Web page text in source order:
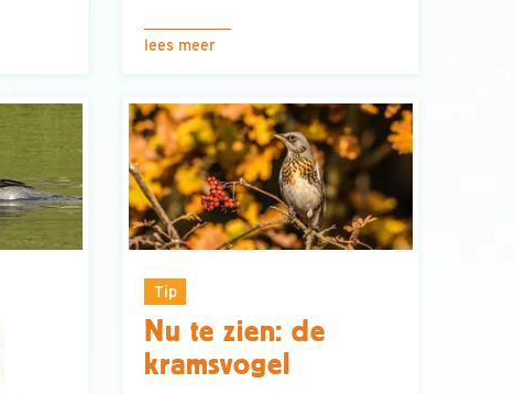
lees meer
Tip
Nu te zien: de
kramsvogel